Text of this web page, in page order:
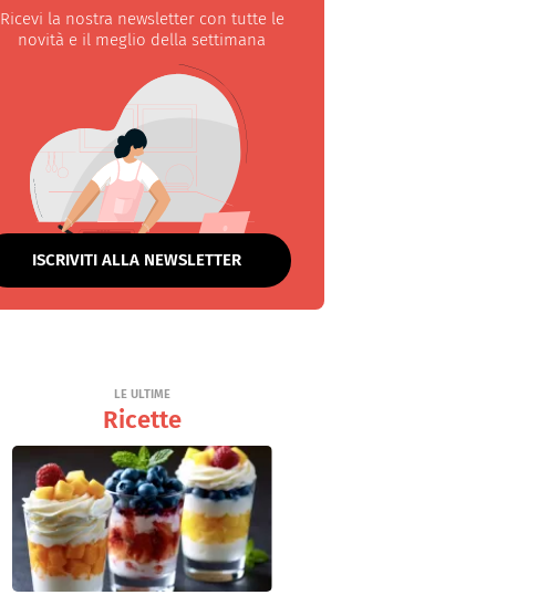
Ricevi la nostra newsletter con tutte le
novità e il meglio della settimana
ISCRIVITI ALLA NEWSLETTER
LE ULTIME
Ricette